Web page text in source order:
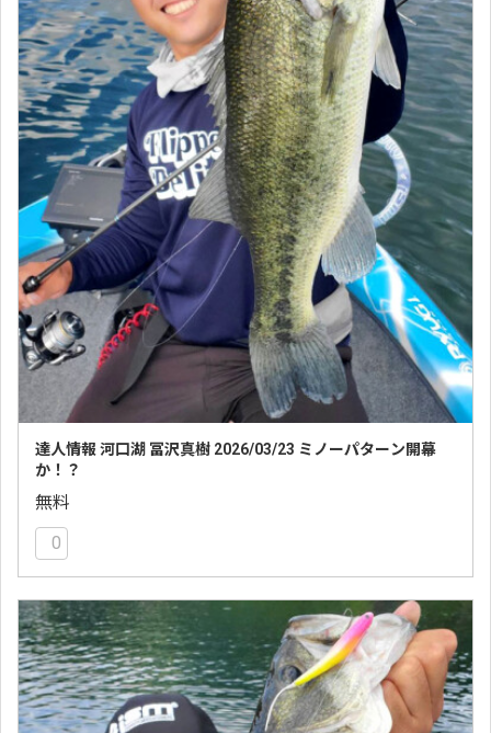
達人情報 河口湖 冨沢真樹 2026/03/23 ミノーパターン開幕
か！？
無料
0